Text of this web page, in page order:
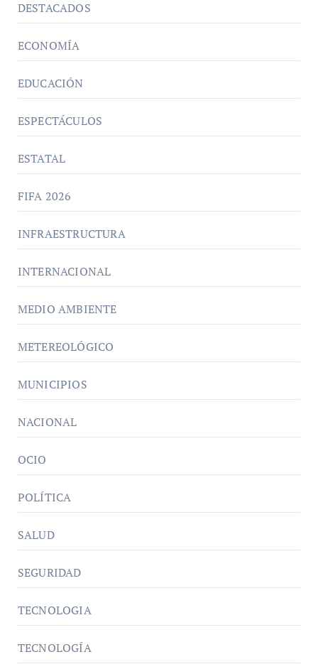
DESTACADOS
ECONOMÍA
EDUCACIÓN
ESPECTÁCULOS
ESTATAL
FIFA 2026
INFRAESTRUCTURA
INTERNACIONAL
MEDIO AMBIENTE
METEREOLÓGICO
MUNICIPIOS
NACIONAL
OCIO
POLÍTICA
SALUD
SEGURIDAD
TECNOLOGIA
TECNOLOGÍA